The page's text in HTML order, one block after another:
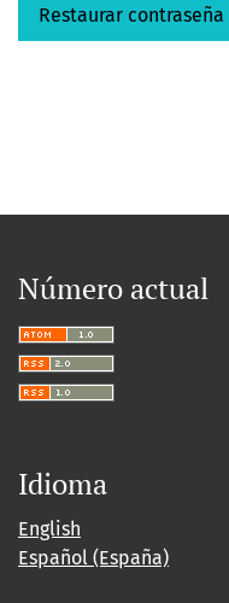
Restaurar contraseña
Número actual
Idioma
English
Español (España)